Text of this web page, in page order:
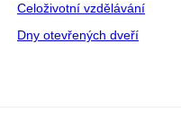
Celoživotní vzdělávání
Dny otevřených dveří